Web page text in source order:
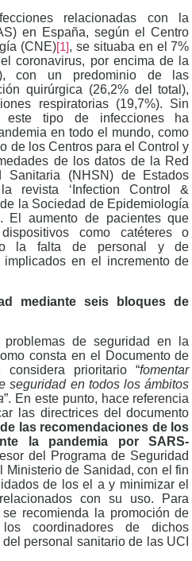
relacionadas con la
en España, según el Centro
(CNE)[1], se situaba en el 7%
coronavirus, por encima de la
con un predominio de las
quirúrgica (26,2% del total),
respiratorias (19,7%). Sin
tipo de infecciones ha
en todo el mundo, como
de los Centros para el Control y
de los datos de la Red
Sanitaria (NHSN) de Estados
revista ‘Infection Control &
la Sociedad de Epidemiología
. El aumento de pacientes que
como catéteres o
la falta de personal y de
implicados en el incremento de
mediante seis bloques de
de seguridad en la
consta en el Documento de
considera prioritario “fomentar
seguridad en todos los ámbitos
”. En este punto, hace referencia
las directrices del documento
las recomendaciones de los
la pandemia por SARS-
del Programa de Seguridad
Ministerio de Sanidad, con el fin
de los el a y minimizar el
con su uso. Para
recomienda la promoción de
coordinadores de dichos
personal sanitario de las UCI